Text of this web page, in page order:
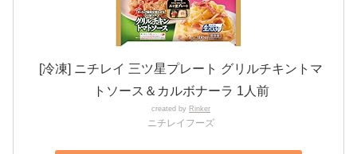
[冷凍] ニチレイ 三ツ星プレート グリルチキントマ
トソース＆カルボナーラ 1人前
created by Rinker
ニチレイフーズ